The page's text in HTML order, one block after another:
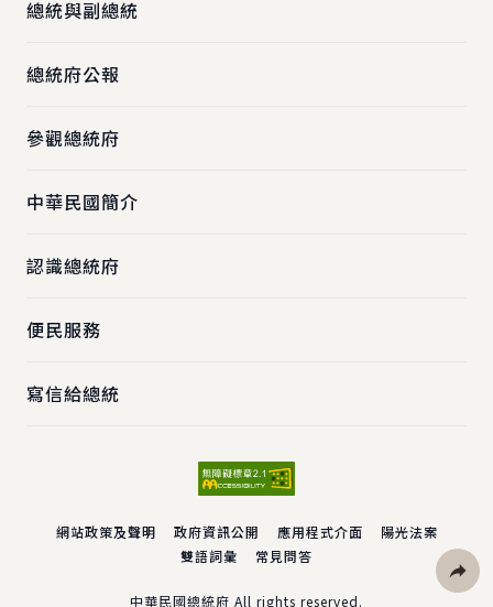
總統與副總統
總統府公報
參觀總統府
中華民國簡介
認識總統府
便民服務
寫信給總統
網站政策及聲明 政府資訊公開 應用程式介面
陽光法案
雙語詞彙
常見問答
中華民國總統府 All rights reserved.